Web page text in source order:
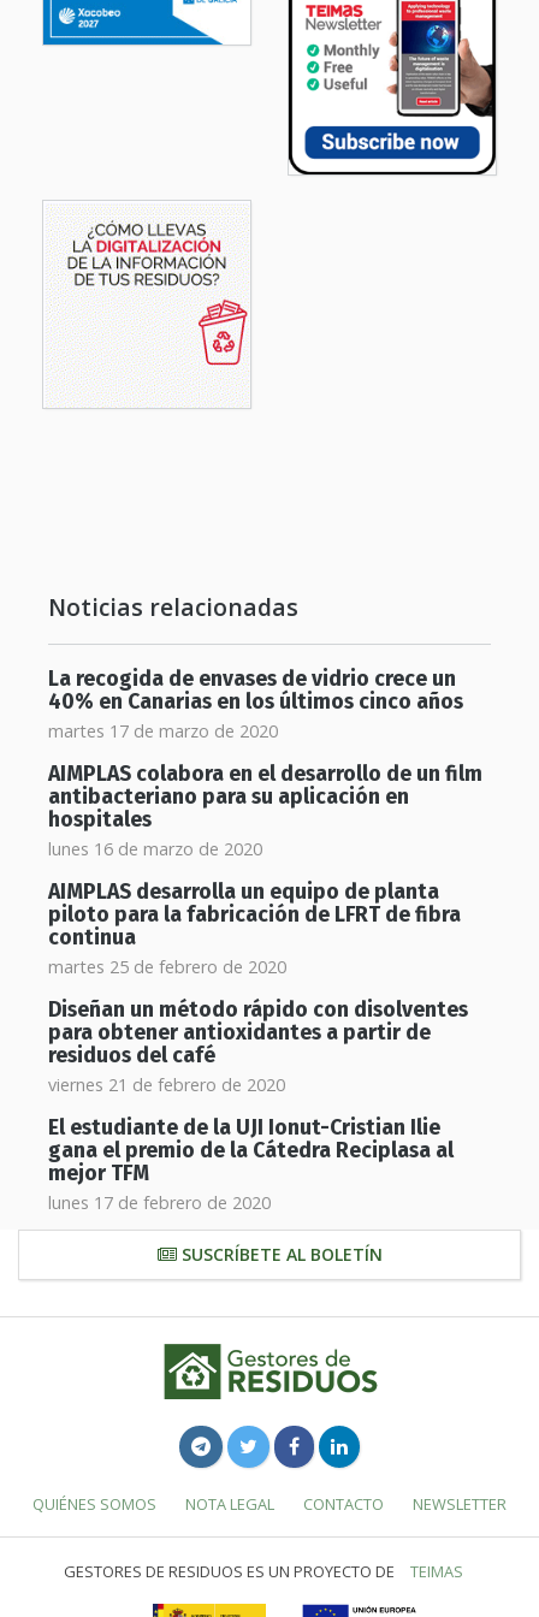
Noticias relacionadas
La recogida de envases de vidrio crece un
40% en Canarias en los últimos cinco años
martes 17 de marzo de 2020
AIMPLAS colabora en el desarrollo de un film
antibacteriano para su aplicación en
hospitales
lunes 16 de marzo de 2020
AIMPLAS desarrolla un equipo de planta
piloto para la fabricación de LFRT de fibra
continua
martes 25 de febrero de 2020
Diseñan un método rápido con disolventes
para obtener antioxidantes a partir de
residuos del café
viernes 21 de febrero de 2020
El estudiante de la UJI Ionut-Cristian Ilie
gana el premio de la Cátedra Reciplasa al
mejor TFM
lunes 17 de febrero de 2020
SUSCRÍBETE AL BOLETÍN
QUIÉNES SOMOS NOTA LEGAL CONTACTO NEWSLETTER
GESTORES DE RESIDUOS ES UN PROYECTO DE TEIMAS